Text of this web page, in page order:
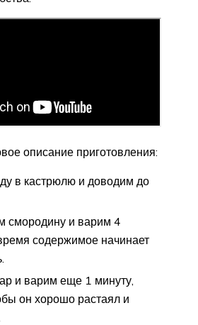
описание приготовления:
в кастрюлю и доводим до
смородину и варим 4
содержимое начинает
и варим еще 1 минуту,
он хорошо растаял и